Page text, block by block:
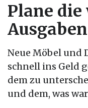
Plane
Ausgaben
Neue Möbel und
schnell ins Geld
dem zu
und dem, was